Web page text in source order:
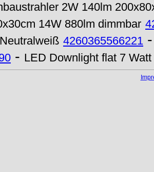
2W 140lm
14W 880lm dimmbar
4260365566221
- LED Downlight flat 7